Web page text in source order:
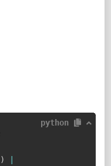
python
)